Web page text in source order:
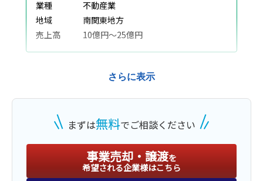
業種
不動産業
地域
南関東地方
売上高
10億円～25億円
建機リース業
南関東地方
1億円～2億5,000万円
さらに表示
まずは無料でご相談ください
事業売却・譲渡を
希望される企業様はこちら